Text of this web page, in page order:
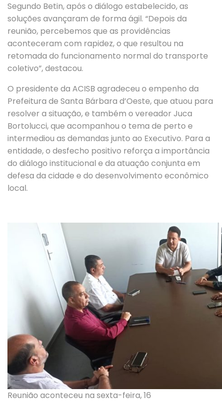
Segundo Betin, após o diálogo estabelecido, as
soluções avançaram de forma ágil. “Depois da
reunião, percebemos que as providências
aconteceram com rapidez, o que resultou na
retomada do funcionamento normal do transporte
coletivo”, destacou.
O presidente da ACISB agradeceu o empenho da
Prefeitura de Santa Bárbara d’Oeste, que atuou para
resolver a situação, e também o vereador Juca
Bortolucci, que acompanhou o tema de perto e
intermediou as demandas junto ao Executivo. Para a
entidade, o desfecho positivo reforça a importância
do diálogo institucional e da atuação conjunta em
defesa da cidade e do desenvolvimento econômico
local.
Reunião aconteceu na sexta-feira, 16